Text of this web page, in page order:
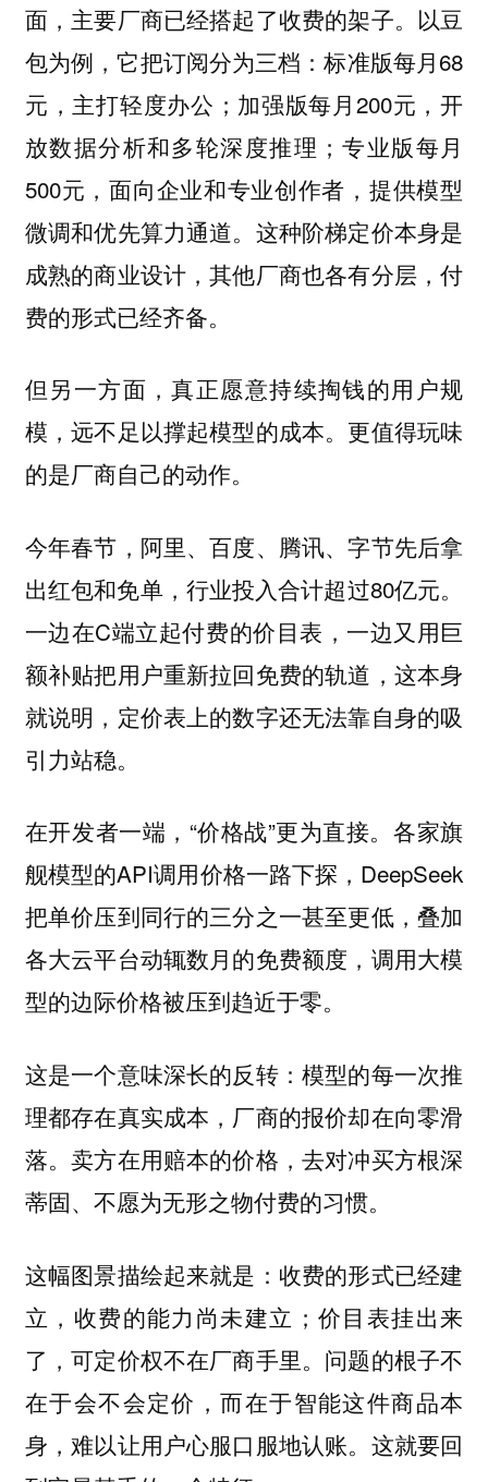
面，主要厂商已经搭起了收费的架子。以豆
包为例，它把订阅分为三档：标准版每月68
元，主打轻度办公；加强版每月200元，开
放数据分析和多轮深度推理；专业版每月
500元，面向企业和专业创作者，提供模型
微调和优先算力通道。这种阶梯定价本身是
成熟的商业设计，其他厂商也各有分层，付
费的形式已经齐备。
但另一方面，真正愿意持续掏钱的用户规
模，远不足以撑起模型的成本。更值得玩味
的是厂商自己的动作。
今年春节，阿里、百度、腾讯、字节先后拿
出红包和免单，行业投入合计超过80亿元。
一边在C端立起付费的价目表，一边又用巨
额补贴把用户重新拉回免费的轨道，这本身
就说明，定价表上的数字还无法靠自身的吸
引力站稳。
在开发者一端，“价格战”更为直接。各家旗
舰模型的API调用价格一路下探，DeepSeek
把单价压到同行的三分之一甚至更低，叠加
各大云平台动辄数月的免费额度，调用大模
型的边际价格被压到趋近于零。
这是一个意味深长的反转：模型的每一次推
理都存在真实成本，厂商的报价却在向零滑
落。卖方在用赔本的价格，去对冲买方根深
蒂固、不愿为无形之物付费的习惯。
这幅图景描绘起来就是：收费的形式已经建
立，收费的能力尚未建立；价目表挂出来
了，可定价权不在厂商手里。问题的根子不
在于会不会定价，而在于智能这件商品本
身，难以让用户心服口服地认账。这就要回